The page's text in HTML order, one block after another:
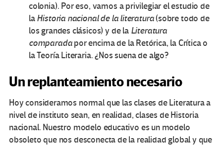
colonia). Por eso, vamos a privilegiar el estudio de
laHistoria nacional de la literatura(sobre todo de
los grandes clásicos) y de la Literatura
comparadapor encima de la Retórica, la Crítica o
la Teoría Literaria. ¿Nos suena de algo?
Un replanteamiento necesario
Hoy consideramos normal que las clases de Literatura a
nivel de instituto sean, en realidad, clases de Historia
nacional. Nuestro modelo educativo es un modelo
obsoleto que nos desconecta de la realidad global y que